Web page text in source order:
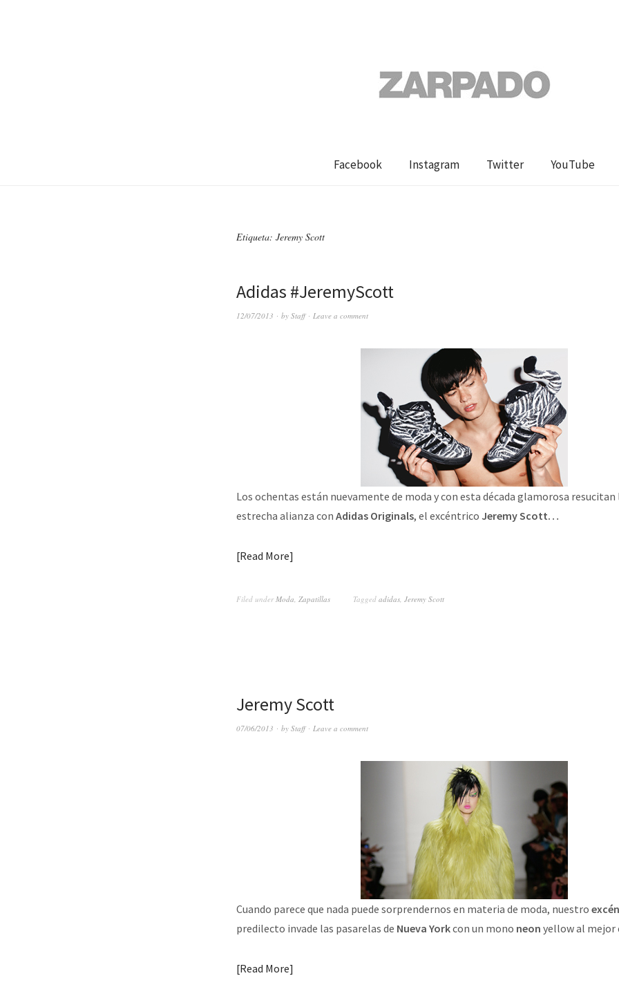
Facebook Instagram Twitter YouTube
Etiqueta: Jeremy Scott
Adidas #JeremyScott
12/07/2013 by Staff Leave a comment
Los ochentas están nuevamente de moda y con esta década glamorosa resucitan
estrecha alianza con Adidas Originals, el excéntrico Jeremy Scott…
Read More
Filed underModa, Zapatillas Tagged adidas, Jeremy Scott
Jeremy Scott
07/06/2013 by Staff Leave a comment
Cuando parece que nada puede sorprendernos en materia de moda, nuestro
predilecto invade las pasarelas de Nueva Yorkcon un mono neon yellow al mejor
Read More